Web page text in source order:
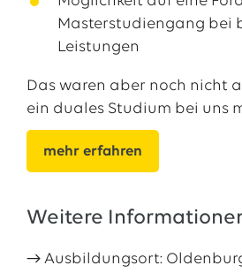
Masterstudiengang bei
Leistungen
Das waren aber noch nicht
ein duales Studium bei uns
mehr erfahren
Weitere
→ Ausbildungsort: